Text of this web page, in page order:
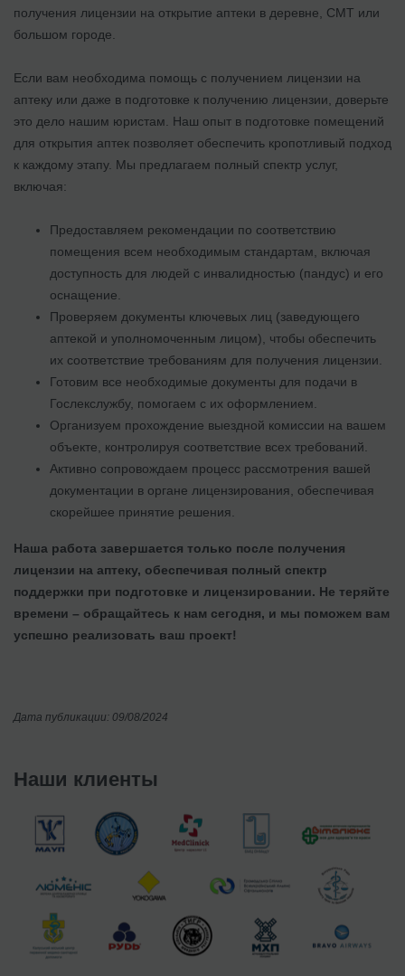
получения лицензии на открытие аптеки в деревне, СМТ или
большом городе.
Если вам необходима помощь с получением лицензии на
аптеку или даже в подготовке к получению лицензии, доверьте
это дело нашим юристам. Наш опыт в подготовке помещений
для открытия аптек позволяет обеспечить кропотливый подход
к каждому этапу. Мы предлагаем полный спектр услуг,
включая:
Предоставляем рекомендации по соответствию
помещения всем необходимым стандартам, включая
доступность для людей с инвалидностью (пандус) и его
оснащение.
Проверяем документы ключевых лиц (заведующего
аптекой и уполномоченным лицом), чтобы обеспечить
их соответствие требованиям для получения лицензии.
Готовим все необходимые документы для подачи в
Гослекслужбу, помогаем с их оформлением.
Организуем прохождение выездной комиссии на вашем
объекте, контролируя соответствие всех требований.
Активно сопровождаем процесс рассмотрения вашей
документации в органе лицензирования, обеспечивая
скорейшее принятие решения.
Наша работа завершается только после получения
лицензии на аптеку, обеспечивая полный спектр
поддержки при подготовке и лицензировании. Не теряйте
времени – обращайтесь к нам сегодня, и мы поможем вам
успешно реализовать ваш проект!
Дата публикации: 09/08/2024
Наши клиенты